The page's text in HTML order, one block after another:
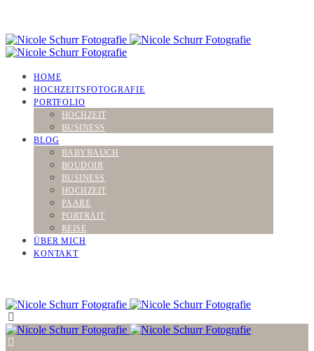
HOME
HOCHZEITSFOTOGRAFIE
PORTFOLIO
HOCHZEIT
BUSINESS
BLOG
BABYBAUCH
BOUDOIR
BUSINESS
HOCHZEIT
PAARE
PORTRAIT
REISE
ÜBER MICH
KONTAKT